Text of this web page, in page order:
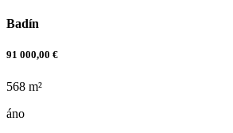
Badín
91 000,00 €
568 m²
áno